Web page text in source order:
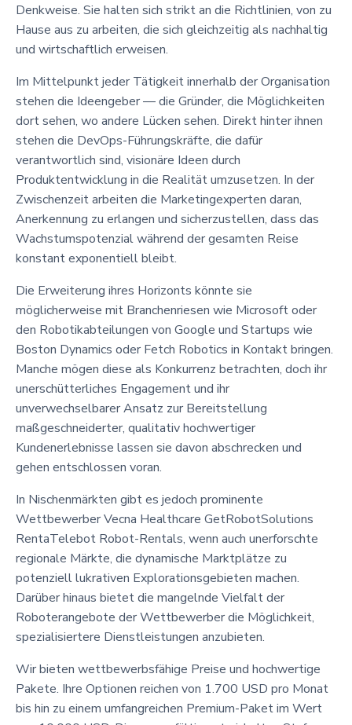
Denkweise. Sie halten sich strikt an die Richtlinien, von zu
Hause aus zu arbeiten, die sich gleichzeitig als nachhaltig
und wirtschaftlich erweisen.
Im Mittelpunkt jeder Tätigkeit innerhalb der Organisation
stehen die Ideengeber — die Gründer, die Möglichkeiten
dort sehen, wo andere Lücken sehen. Direkt hinter ihnen
stehen die DevOps-Führungskräfte, die dafür
verantwortlich sind, visionäre Ideen durch
Produktentwicklung in die Realität umzusetzen. In der
Zwischenzeit arbeiten die Marketingexperten daran,
Anerkennung zu erlangen und sicherzustellen, dass das
Wachstumspotenzial während der gesamten Reise
konstant exponentiell bleibt.
Die Erweiterung ihres Horizonts könnte sie
möglicherweise mit Branchenriesen wie Microsoft oder
den Robotikabteilungen von Google und Startups wie
Boston Dynamics oder Fetch Robotics in Kontakt bringen.
Manche mögen diese als Konkurrenz betrachten, doch ihr
unerschütterliches Engagement und ihr
unverwechselbarer Ansatz zur Bereitstellung
maßgeschneiderter, qualitativ hochwertiger
Kundenerlebnisse lassen sie davon abschrecken und
gehen entschlossen voran.
In Nischenmärkten gibt es jedoch prominente
Wettbewerber Vecna Healthcare GetRobotSolutions
RentaTelebot Robot-Rentals, wenn auch unerforschte
regionale Märkte, die dynamische Marktplätze zu
potenziell lukrativen Explorationsgebieten machen.
Darüber hinaus bietet die mangelnde Vielfalt der
Roboterangebote der Wettbewerber die Möglichkeit,
spezialisiertere Dienstleistungen anzubieten.
Wir bieten wettbewerbsfähige Preise und hochwertige
Pakete. Ihre Optionen reichen von 1.700 USD pro Monat
bis hin zu einem umfangreichen Premium-Paket im Wert